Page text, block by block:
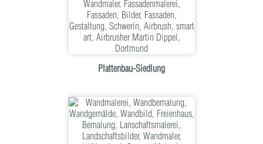
Plattenbau-Siedlung